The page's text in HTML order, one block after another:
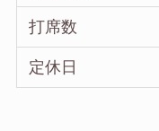
打席数
定休日